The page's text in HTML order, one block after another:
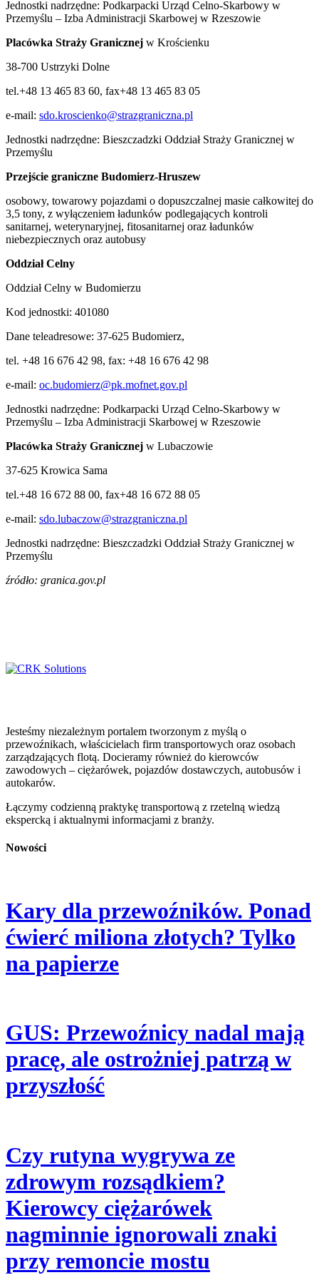
Jednostki nadrzędne: Podkarpacki Urząd Celno-Skarbowy w
Przemyślu – Izba Administracji Skarbowej w Rzeszowie
Placówka Straży Granicznej w Krościenku
38-700 Ustrzyki Dolne
tel.+48 13 465 83 60, fax+48 13 465 83 05
e-mail: sdo.kroscienko@strazgraniczna.pl
Jednostki nadrzędne: Bieszczadzki Oddział Straży Granicznej w
Przemyślu
Przejście graniczne Budomierz-Hruszew
osobowy, towarowy pojazdami o dopuszczalnej masie całkowitej do
3,5 tony, z wyłączeniem ładunków podlegających kontroli
sanitarnej, weterynaryjnej, fitosanitarnej oraz ładunków
niebezpiecznych oraz autobusy
Oddział Celny
Oddział Celny w Budomierzu
Kod jednostki: 401080
Dane teleadresowe: 37-625 Budomierz,
tel. +48 16 676 42 98, fax: +48 16 676 42 98
e-mail: oc.budomierz@pk.mofnet.gov.pl
Jednostki nadrzędne: Podkarpacki Urząd Celno-Skarbowy w
Przemyślu – Izba Administracji Skarbowej w Rzeszowie
Placówka Straży Granicznej w Lubaczowie
37-625 Krowica Sama
tel.+48 16 672 88 00, fax+48 16 672 88 05
e-mail: sdo.lubaczow@strazgraniczna.pl
Jednostki nadrzędne: Bieszczadzki Oddział Straży Granicznej w
Przemyślu
źródło: granica.gov.pl
Jesteśmy niezależnym portalem tworzonym z myślą o
przewoźnikach, właścicielach firm transportowych oraz osobach
zarządzających flotą. Docieramy również do kierowców
zawodowych – ciężarówek, pojazdów dostawczych, autobusów i
autokarów.
Łączymy codzienną praktykę transportową z rzetelną wiedzą
ekspercką i aktualnymi informacjami z branży.
Nowości
Kary dla przewoźników. Ponad
ćwierć miliona złotych? Tylko
na papierze
GUS: Przewoźnicy nadal mają
pracę, ale ostrożniej patrzą w
przyszłość
Czy rutyna wygrywa ze
zdrowym rozsądkiem?
Kierowcy ciężarówek
nagminnie ignorowali znaki
przy remoncie mostu